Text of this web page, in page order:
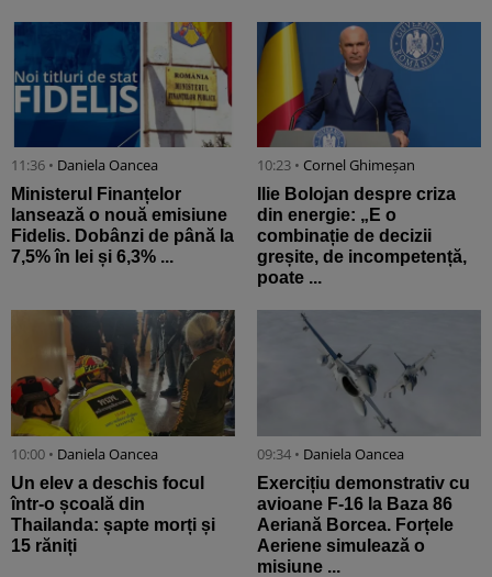
11:36 • Daniela Oancea
Ministerul Finanțelor
lansează o nouă emisiune
Fidelis. Dobânzi de până la
7,5% în lei și 6,3% ...
10:23 • Cornel Ghimeșan
Ilie Bolojan despre criza
din energie: „E o
combinație de decizii
greșite, de incompetență,
poate ...
10:00 • Daniela Oancea
Un elev a deschis focul
într-o școală din
Thailanda: șapte morți și
15 răniți
09:34 • Daniela Oancea
Exercițiu demonstrativ cu
avioane F-16 la Baza 86
Aeriană Borcea. Forțele
Aeriene simulează o
misiune ...